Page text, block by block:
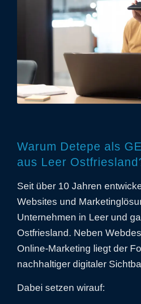
Warum Detepe als
aus Leer
Seit über 10 Jahren
Websites und
Unternehmen in Leerund
Ostfriesland. Neben
Online-Marketing liegt der
nachhaltiger digitaler
Dabei setzen wirauf: